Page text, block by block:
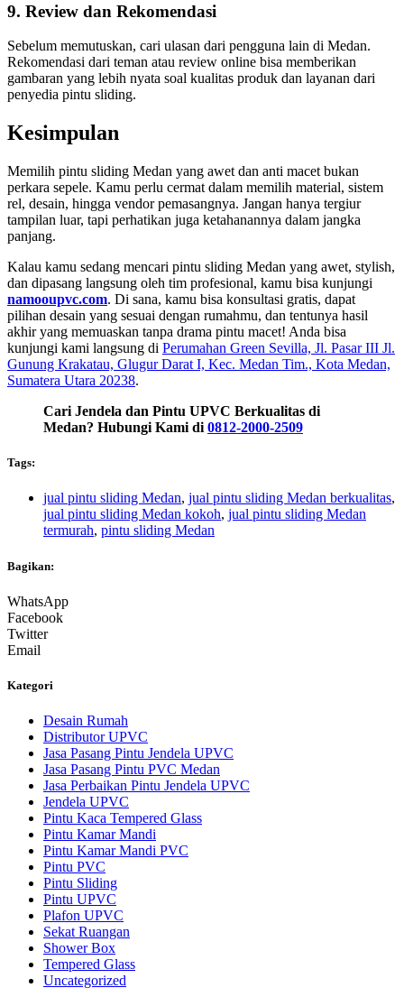
9. Review dan Rekomendasi
Sebelum memutuskan, cari ulasan dari pengguna lain di Medan.
Rekomendasi dari teman atau review online bisa memberikan
gambaran yang lebih nyata soal kualitas produk dan layanan dari
penyedia pintu sliding.
Kesimpulan
Memilih pintu sliding Medan yang awet dan anti macet bukan
perkara sepele. Kamu perlu cermat dalam memilih material, sistem
rel, desain, hingga vendor pemasangnya. Jangan hanya tergiur
tampilan luar, tapi perhatikan juga ketahanannya dalam jangka
panjang.
Kalau kamu sedang mencari pintu sliding Medan yang awet, stylish,
dan dipasang langsung oleh tim profesional, kamu bisa kunjungi
namooupvc.com. Di sana, kamu bisa konsultasi gratis, dapat
pilihan desain yang sesuai dengan rumahmu, dan tentunya hasil
akhir yang memuaskan tanpa drama pintu macet! Anda bisa
kunjungi kami langsung di Perumahan Green Sevilla, Jl. Pasar III Jl.
Gunung Krakatau, Glugur Darat I, Kec. Medan Tim., Kota Medan,
Sumatera Utara 20238.
Cari Jendela dan Pintu UPVC Berkualitas di
Medan? Hubungi Kami di 0812-2000-2509
Tags:
jual pintu sliding Medan, jual pintu sliding Medan berkualitas,
jual pintu sliding Medan kokoh, jual pintu sliding Medan
termurah, pintu sliding Medan
Bagikan:
WhatsApp
Facebook
Twitter
Email
Kategori
Desain Rumah
Distributor UPVC
Jasa Pasang Pintu Jendela UPVC
Jasa Pasang Pintu PVC Medan
Jasa Perbaikan Pintu Jendela UPVC
Jendela UPVC
Pintu Kaca Tempered Glass
Pintu Kamar Mandi
Pintu Kamar Mandi PVC
Pintu PVC
Pintu Sliding
Pintu UPVC
Plafon UPVC
Sekat Ruangan
Shower Box
Tempered Glass
Uncategorized